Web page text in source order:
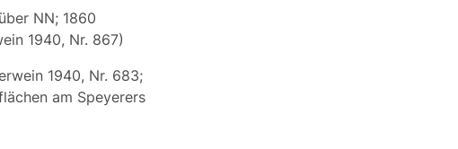
NN; 1860
1940, Nr. 867)
1940, Nr. 683;
am Speyerers